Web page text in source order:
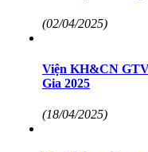
(02/04/2025)
Viện KH&CN
Gia 2025
(18/04/2025)